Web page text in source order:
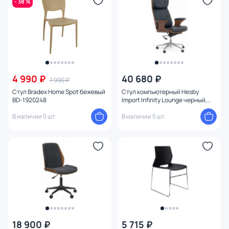
4 990 ₽ 7 990 ₽
Стул Bradex Home Spot бежевый
BD-1920248
В наличии 5 шт.
40 680 ₽
Стул компьютерный Hesby
Import Infinity Lounge черный,
В наличии 5 шт.
18 900 ₽ 5 715 ₽
Глубина (см)
Материал сидения
Форма спинки
Жесткость
Материал каркаса
Тип опоры
Количество ножек